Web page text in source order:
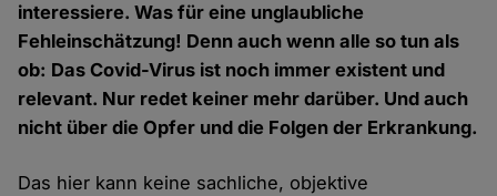
interessiere. Was für eine unglaubliche
Fehleinschätzung! Denn auch wenn alle so tun als
ob: Das Covid-Virus ist noch immer existent und
relevant. Nur redet keiner mehr darüber. Und auch
nicht über die Opfer und die Folgen der Erkrankung.
Das hier kann keine sachliche, objektive